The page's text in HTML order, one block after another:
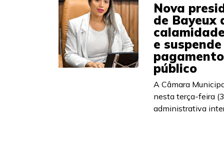
Nova
de Bayeux
e
público
A Câmara
nesta terça-feira
administrativa